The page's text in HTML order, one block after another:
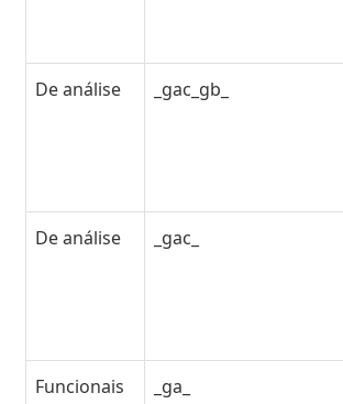
De análise _gac_gb_
De análise _gac_
Funcionais _ga_